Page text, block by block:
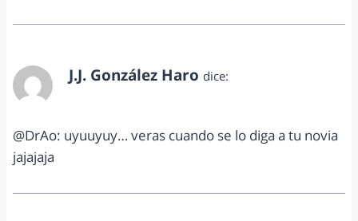
J.J. González Haro dice:
@DrAo: uyuuyuy… veras cuando se lo diga a tu novia
jajajaja